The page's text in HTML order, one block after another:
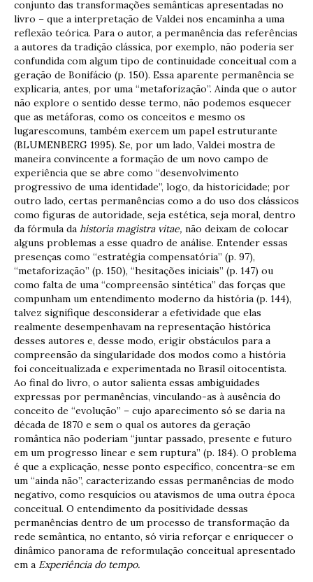
conjunto das transformações semânticas apresentadas no
livro – que a interpretação de Valdei nos encaminha a uma
reflexão teórica. Para o autor, a permanência das referências
a autores da tradição clássica, por exemplo, não poderia ser
confundida com algum tipo de continuidade conceitual com a
geração de Bonifácio (p. 150). Essa aparente permanência se
explicaria, antes, por uma “metaforização”. Ainda que o autor
não explore o sentido desse termo, não podemos esquecer
que as metáforas, como os conceitos e mesmo os
lugarescomuns, também exercem um papel estruturante
(BLUMENBERG 1995). Se, por um lado, Valdei mostra de
maneira convincente a formação de um novo campo de
experiência que se abre como “desenvolvimento
progressivo de uma identidade”, logo, da historicidade; por
outro lado, certas permanências como a do uso dos clássicos
como figuras de autoridade, seja estética, seja moral, dentro
da fórmula da historia magistra vitae, não deixam de colocar
alguns problemas a esse quadro de análise. Entender essas
presenças como “estratégia compensatória” (p. 97),
“metaforização” (p. 150), “hesitações iniciais” (p. 147) ou
como falta de uma “compreensão sintética” das forças que
compunham um entendimento moderno da história (p. 144),
talvez signifique desconsiderar a efetividade que elas
realmente desempenhavam na representação histórica
desses autores e, desse modo, erigir obstáculos para a
compreensão da singularidade dos modos como a história
foi conceitualizada e experimentada no Brasil oitocentista.
Ao final do livro, o autor salienta essas ambiguidades
expressas por permanências, vinculando-as à ausência do
conceito de “evolução” – cujo aparecimento só se daria na
década de 1870 e sem o qual os autores da geração
romântica não poderiam “juntar passado, presente e futuro
em um progresso linear e sem ruptura” (p. 184). O problema
é que a explicação, nesse ponto específico, concentra-se em
um “ainda não”, caracterizando essas permanências de modo
negativo, como resquícios ou atavismos de uma outra época
conceitual. O entendimento da positividade dessas
permanências dentro de um processo de transformação da
rede semântica, no entanto, só viria reforçar e enriquecer o
dinâmico panorama de reformulação conceitual apresentado
em a Experiência do tempo.